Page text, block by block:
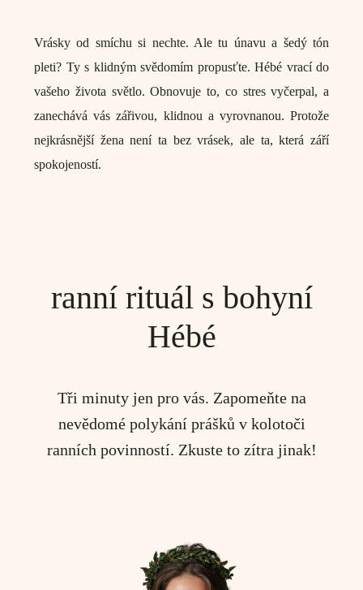
Vrásky od smíchu si nechte. Ale tu únavu a šedý tón
pleti? Ty s klidným svědomím propusťte. Hébé vrací do
vašeho života světlo. Obnovuje to, co stres vyčerpal, a
zanechává vás zářivou, klidnou a vyrovnanou. Protože
nejkrásnější žena není ta bez vrásek, ale ta, která září
spokojeností.
ranní rituál s bohyní
Hébé
Tři minuty jen pro vás. Zapomeňte na
nevědomé polykání prášků v kolotoči
ranních povinností. Zkuste to zítra jinak!